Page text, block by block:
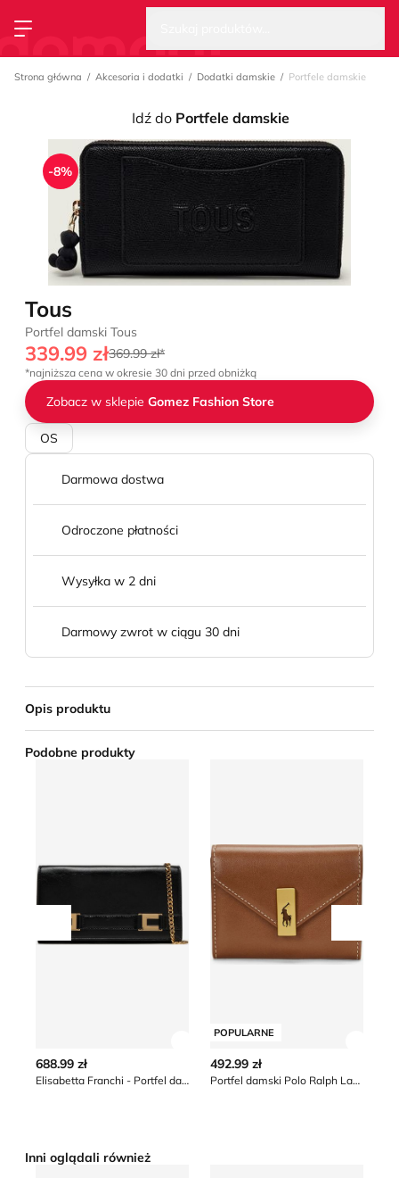
Przełącz menu
Strona główna Akcesoria i dodatki Dodatki damskie Portfele damskie
Idź do Portfele damskie
-8%
Tous
Portfel damski Tous
339.99 zł369.99 zł*
*najniższa cena w okresie 30 dni przed obniżką
Zobacz w sklepie Gomez Fashion Store
OS
Darmowa dostwa
Odroczone płatności
Wysyłka w 2 dni
Darmowy zwrot w ciągu 30 dni
Opis produktu
Podobne produkty
Przesuń w lewo
688.99 zł
Elisabetta Franchi - Portfel damski
POPULARNE
492.99 zł
Portfel damski Polo Ralph Lauren
Inni oglądali również